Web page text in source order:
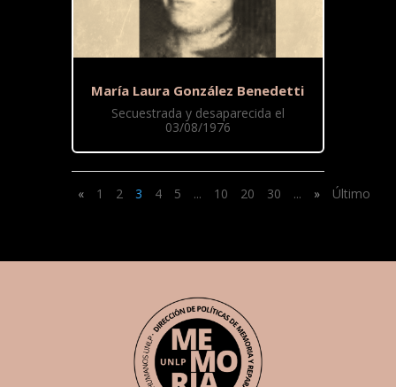
María Laura González Benedetti
Secuestrada y desaparecida el
03/08/1976
« 1 2 3 4 5 ... 10 20 30 ... » Último